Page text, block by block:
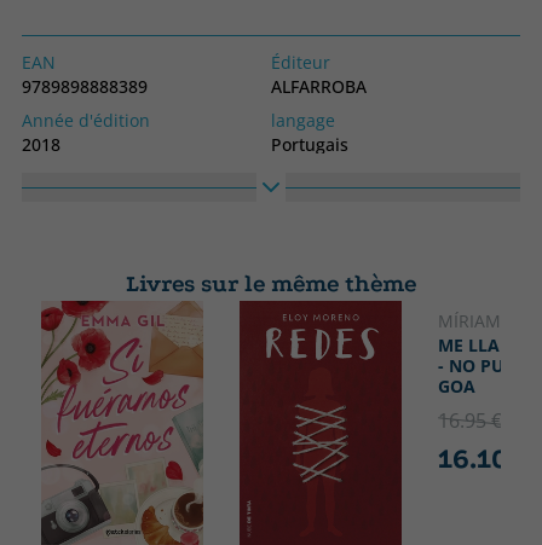
EAN
9789898888389
Éditeur
ALFARROBA
Année d'édition
2018
langage
Portugais
Haute
Livres sur le même thème
MÍRIAM
ME LLAMO
- NO
GOA
16.95 €
16.10 €